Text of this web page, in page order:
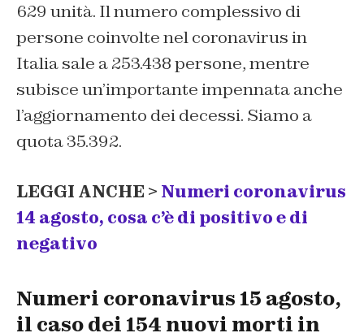
629 unità. Il numero complessivo di
persone coinvolte nel coronavirus in
Italia sale a 253.438 persone, mentre
subisce un’importante impennata anche
l’aggiornamento dei decessi. Siamo a
quota 35.392.
LEGGI ANCHE > Numeri coronavirus
14 agosto, cosa c’è di positivo e di
negativo
Numeri coronavirus 15 agosto,
il caso dei 154 nuovi morti in